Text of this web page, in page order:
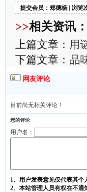
提交会员：郑德杨 | 浏览
>>相关资讯：
上篇文章： 用
下篇文章： 品
网友评论
目前尚无相关评论！
您的评论
用户名：
1、用户发表意见仅代表其
2、本站管理人员有权在不